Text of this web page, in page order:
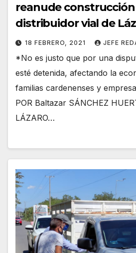
reanude
distribuidor vial de
18 FEBRERO, 2021 JEFE
*No es justo que por una
esté detenida, afectando la
familias cardenenses y
POR Baltazar SÁNCHEZ
LÁZARO…